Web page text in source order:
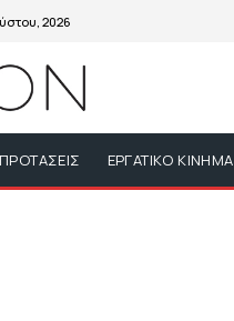
2026
ΠΡΟΤΑΣΕΙΣ ΕΡΓΑΤΙΚΟ ΚΙΝΗΜΑ